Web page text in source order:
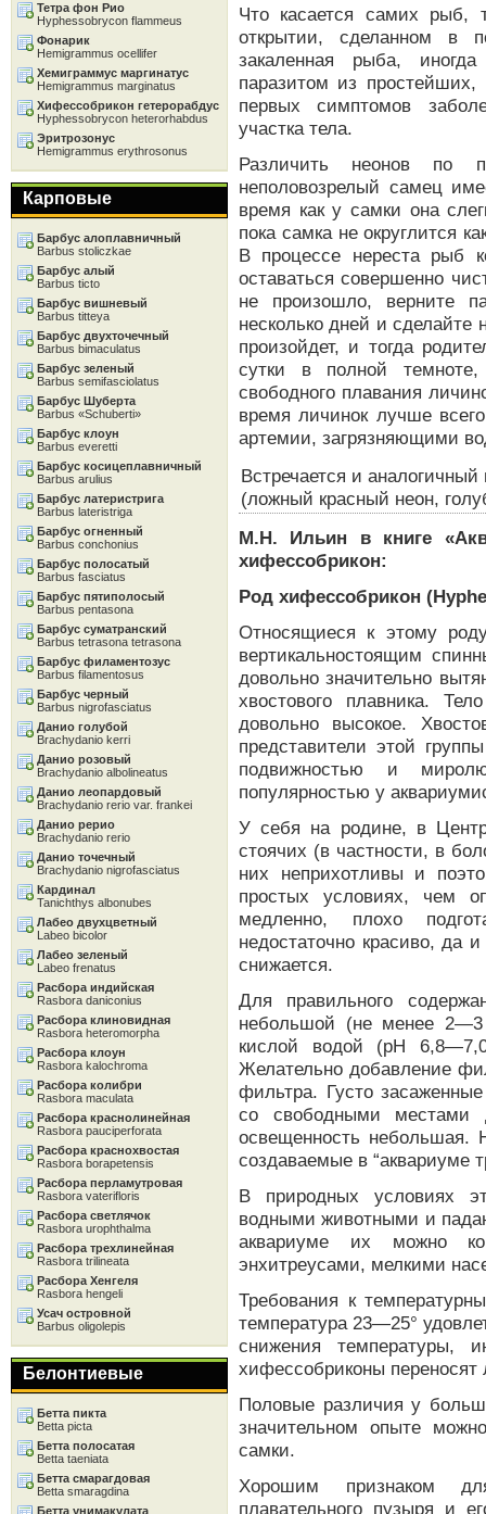
Что касается самих рыб,
открытии, сделанном в
закаленная рыба,
паразитом из
первых симптомов
участка тела.
Различить неонов
неполовозрелый самец
время как у самки она
пока самка не округлится
В процессе нереста рыб
оставаться совершенно
не произошло, верните
несколько дней и
произойдет, и тогда
сутки в полной
свободного плавания
время личинок лучше
артемии, загрязняющими
Встречается и
(ложный красный неон,
М.Н. Ильин в книге
хифессобрикон:
Род хифессобрикон
Относящиеся к этому
вертикальностоящим
довольно значительно
хвостового плавника.
довольно высокое.
представители этой
подвижностью и
популярностью у
У себя на родине, в
стоячих (в частности, в
них неприхотливы и
простых условиях, чем
медленно, плохо
недостаточно красиво, да
снижается.
Для правильного
небольшой (не менее 2—3
кислой водой (рН
Желательно добавление
фильтра. Густо
со свободными местами
освещенность небольшая.
создаваемые в “аквариуме
В природных условиях
водными животными и
аквариуме их можно
энхитреусами, мелкими
Требования к
температура 23—25°
снижения температуры,
хифессобриконы переносят
Половые различия у
значительном опыте
самки.
Хорошим признаком
плавательного пузыря и
Тетра фон Рио
Hyphessobrycon flammeus
Фонарик
Hemigrammus ocellifer
Хемиграммус маргинатус
Hemigrammus marginatus
Хифессобрикон гетерорабдус
Hyphessobrycon heterorhabdus
Эритрозонус
Hemigrammus erythrosonus
Карповые
Барбус алоплавничный
Barbus stoliczkae
Барбус алый
Barbus ticto
Барбус вишневый
Barbus titteya
Барбус двухточечный
Barbus bimaculatus
Барбус зеленый
Barbus semifasciolatus
Барбус Шуберта
Barbus «Schuberti»
Барбус клоун
Barbus everetti
Барбус косицеплавничный
Barbus arulius
Барбус латеристрига
Barbus lateristriga
Барбус огненный
Barbus conchonius
Барбус полосатый
Barbus fasciatus
Барбус пятиполосый
Barbus pentasona
Барбус суматранский
Barbus tetrasona tetrasona
Барбус филаментозус
Barbus filamentosus
Барбус черный
Barbus nigrofasciatus
Данио голубой
Brachydanio kerri
Данио розовый
Brachydanio albolineatus
Данио леопардовый
Brachydanio rerio var. frankei
Данио рерио
Brachydanio rerio
Данио точечный
Brachydanio nigrofasciatus
Кардинал
Tanichthys albonubes
Лабео двухцветный
Labeo bicolor
Лабео зеленый
Labeo frenatus
Расбора индийская
Rasbora daniconius
Расбора клиновидная
Rasbora heteromorpha
Расбора клоун
Rasbora kalochroma
Расбора колибри
Rasbora maculata
Расбора краснолинейная
Rasbora pauciperforata
Расбора краснохвостая
Rasbora borapetensis
Расбора перламутровая
Rasbora vaterifloris
Расбора светлячок
Rasbora urophthalma
Расбора трехлинейная
Rasbora trilineata
Расбора Хенгеля
Rasbora hengeli
Усач островной
Barbus oligolepis
Белонтиевые
Бетта пикта
Betta picta
Бетта полосатая
Betta taeniata
Бетта смарагдовая
Betta smaragdina
Бетта унимакулата